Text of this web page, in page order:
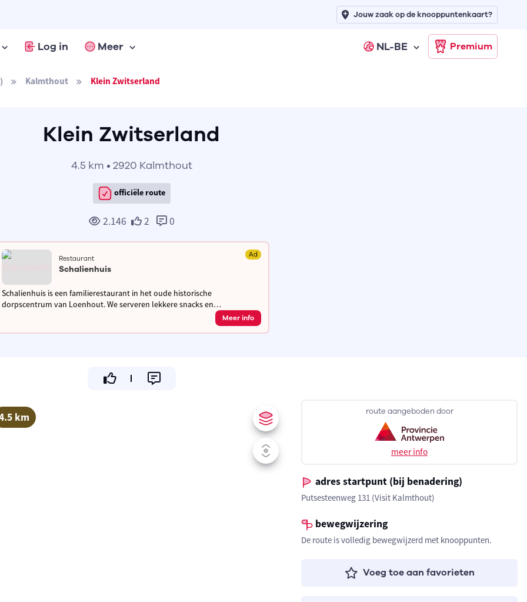
Log in Meer NL-BE Premium
Jouw zaak op de knooppuntenkaart?
Kalmthout Klein Zwitserland
Klein Zwitserland
4.5 km • 2920 Kalmthout
officiële route
2.146 2 0
Restaurant Ad
Schalienhuis
Schalienhuis is een familierestaurant in het oude historische
dorpscentrum van Loenhout. We serveren lekkere snacks en
brasseriegerechten, hebben een mooi en gezellig terras en een overdekte
Meer info
km route aangeboden door
meer info
adres startpunt (bij benadering)
Putsesteenweg 131 (Visit Kalmthout)
bewegwijzering
De route is volledig bewegwijzerd met knooppunten.
Voeg toe aan favorieten